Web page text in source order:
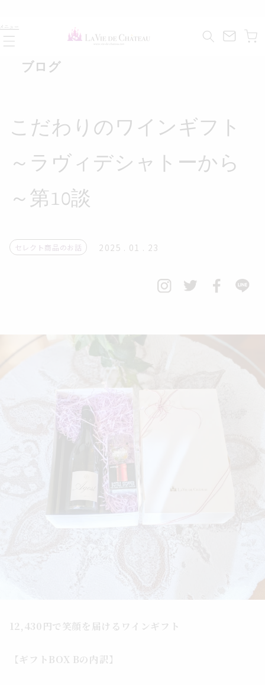
ニュー
ー
ブログ
こだわりのワインギフト
～ラヴィデシャトーから
～第10談
セレクト商品のお話 2025 . 01 . 23
12,430円で笑顔を届けるワインギフト
【ギフトBOX Bの内訳】